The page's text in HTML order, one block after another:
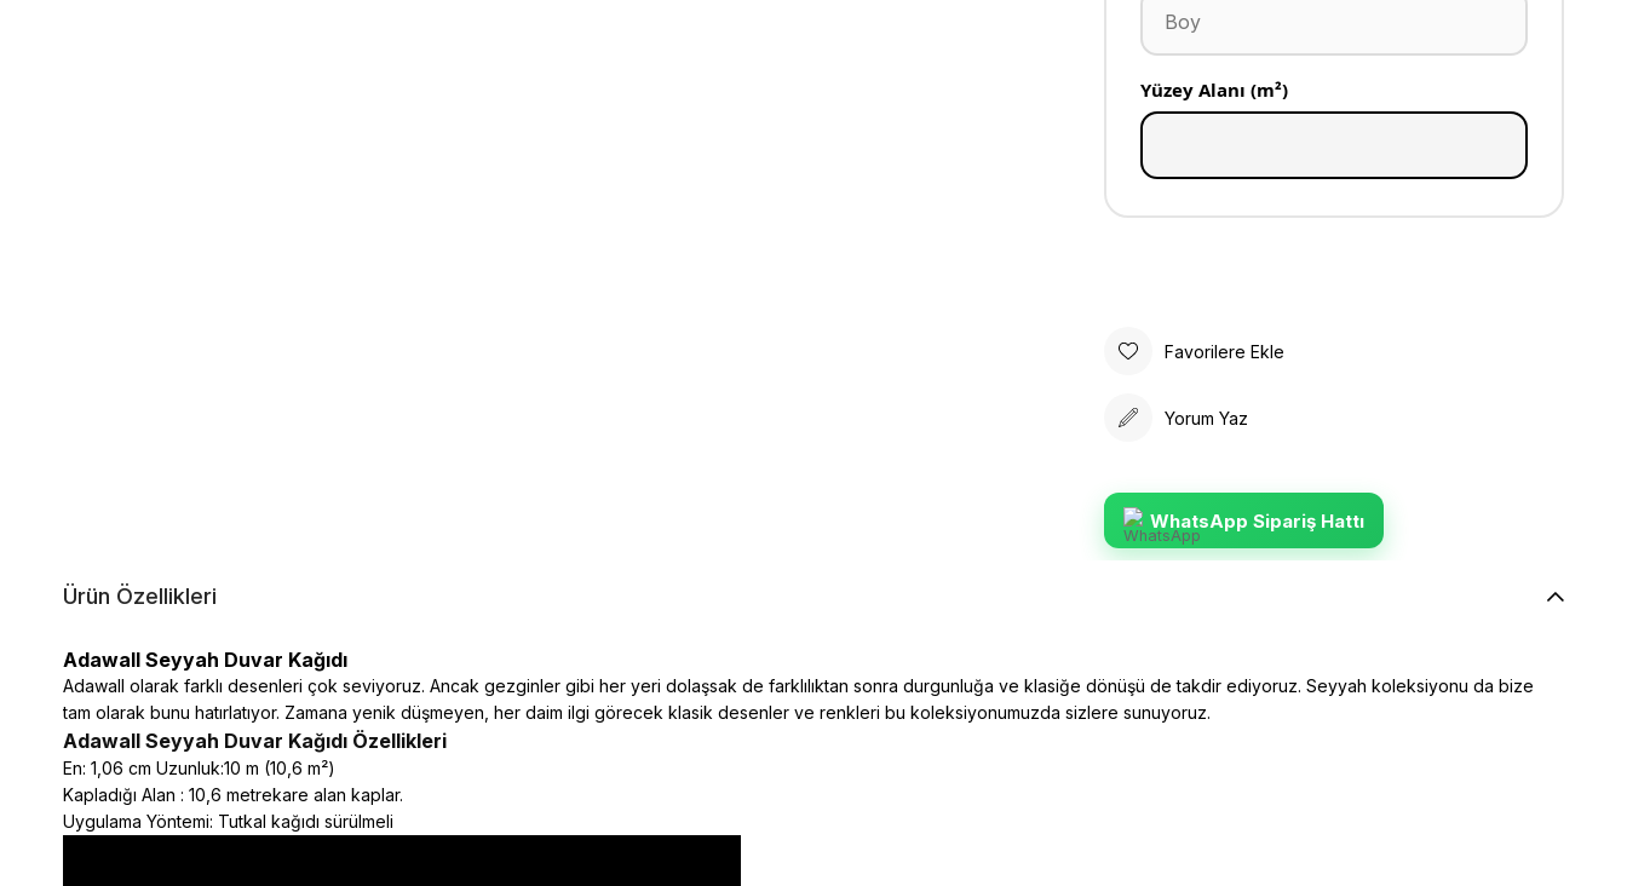
Yüzey Alanı (m²)
Favorilere Ekle
Yorum Yaz
WhatsApp Sipariş Hattı
Ürün Özellikleri
Adawall Seyyah Duvar Kağıdı
Adawall olarak farklı desenleri çok seviyoruz. Ancak gezginler gibi her yeri dolaşsak de farklılıktan sonra durgunluğa ve klasiğe dönüşü de takdir ediyoruz. Seyyah koleksiyonu da bize
tam olarak bunu hatırlatıyor. Zamana yenik düşmeyen, her daim ilgi görecek klasik desenler ve renkleri bu koleksiyonumuzda sizlere sunuyoruz.
Adawall Seyyah Duvar Kağıdı Özellikleri
En: 1,06 cm Uzunluk:10 m (10,6 m²)
Kapladığı Alan : 10,6 metrekare alan kaplar.
Uygulama Yöntemi: Tutkal kağıdı sürülmeli